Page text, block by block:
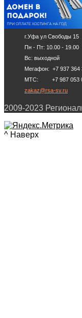
г.Уфа ул Свободы 15
Пн - Пт: 10.00 - 19.00
Вс: выходной
Мегафон: +7 937 364
МТС: +7 987 053
zakaz@rsa-sv.ru
2009-2023
^ Наверх